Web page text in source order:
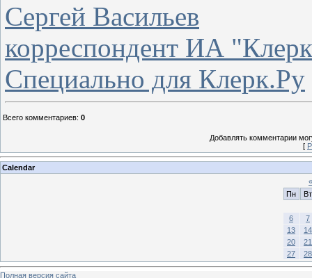
Сергей Васильев
корреспондент ИА
Специально для Клерк.Ру
Всего комментариев: 0
Добавлять комментарии
[
Calendar
«
Пн
Вт
6
7
13
14
20
21
27
28
Полная версия сайта